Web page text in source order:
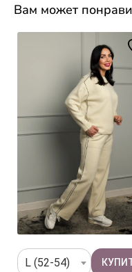
Вам может
L (52-54)